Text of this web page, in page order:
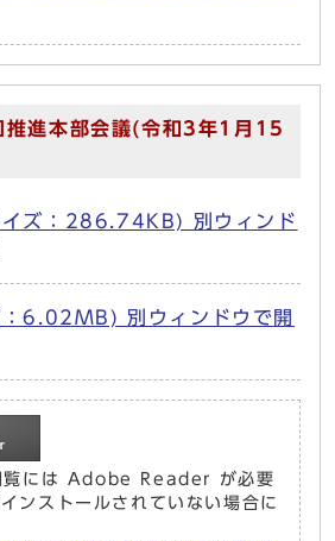
推進本部会議(令和3年1月15
イズ：286.74KB) 別ウィンド
6.02MB) 別ウィンドウで開
覧には Adobe Reader が必要
ンストールされていない場合に